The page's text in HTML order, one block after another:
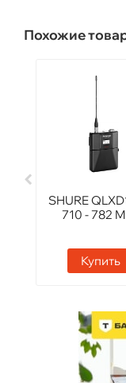
Похожие
SHURE
710 - 782
Купить